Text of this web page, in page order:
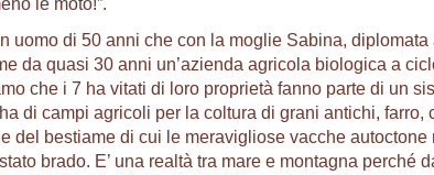
le moto!”.
uomo di 50 anni che con la moglie Sabina,
da quasi 30 anni un’azienda agricola biologica a
che i 7 ha vitati di loro proprietà fanno parte di un
di campi agricoli per la coltura di grani antichi,
del bestiame di cui le meravigliose vacche
brado. E’ una realtà tra mare e montagna perché